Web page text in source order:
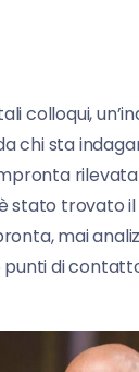
colloqui,
chi sta
stato trovato
mai
punti di